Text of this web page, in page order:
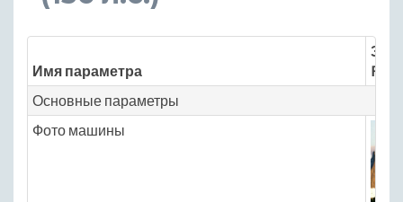
Имя параметра
Ford
Основные параметры
Фото машины